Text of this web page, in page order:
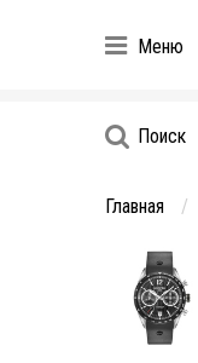
Меню
Поиск
Главная